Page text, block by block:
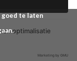
goed te laten
en optimalisatie
Marketing by GMU